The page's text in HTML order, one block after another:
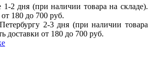
2 дня (при наличии товара на складе).
180 до 700 руб.
2-3 дня (при наличии товара
доставки от 180 до 700 руб.